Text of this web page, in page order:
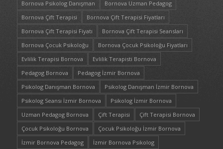
Bornova Psikolog Danışman
Bornova Uzman Pedagog
Bornova Çift Terapisi
Bornova Çift Terapisi Fiyatları
Bornova Çift Terapisi Fiyatı
Bornova Çift Terapisi Seansları
Bornova Çocuk Psikoloğu
Bornova Çocuk Psikoloğu Fiyatları
Evlilik Terapisi Bornova
Evlilik Terapisti Bornova
Pedagog Bornova
Pedagog İzmir Bornova
Psikolog Danışman Bornova
Psikolog Danışman İzmir Bornova
Psikolog Seansı İzmir Bornova
Psikolog İzmir Bornova
Uzman Pedagog Bornova
Çift Terapisi
Çift Terapisi Bornova
Çocuk Psikoloğu Bornova
Çocuk Psikoloğu İzmir Bornova
İzmir Bornova Pedagog
İzmir Bornova Psikolog